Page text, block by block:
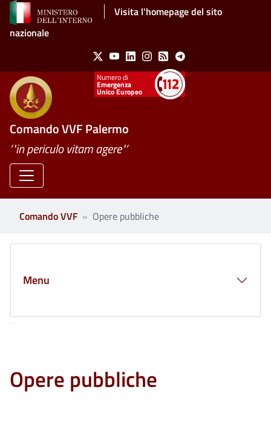
Salta al contenuto principaleVisita l'homepage del sito
nazionale
Social Menu
X YoutubeLinkedinInstagram
Feed Telegram
Emergenza
Unico Europeo
Comando VVF Palermo
’"in periculo vitam agere"’
Comando VVF Opere pubbliche
Opere pubbliche
Menu